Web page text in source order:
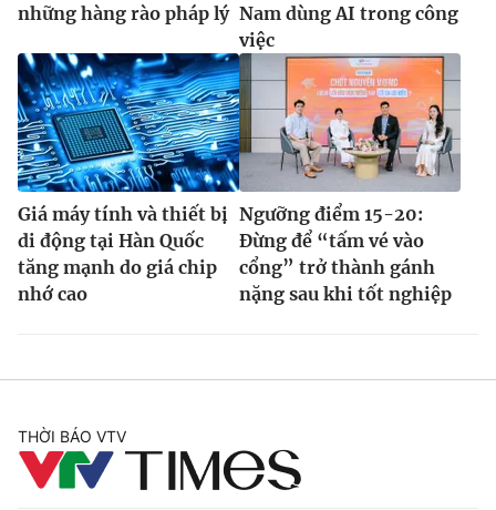
những hàng rào pháp lý Nam dùng AI trong công
việc
Giá máy tính và thiết bị
di động tại Hàn Quốc
tăng mạnh do giá chip
nhớ cao
Ngưỡng điểm 15-20:
Đừng để “tấm vé vào
cổng” trở thành gánh
nặng sau khi tốt nghiệp
THỜI BÁO VTV